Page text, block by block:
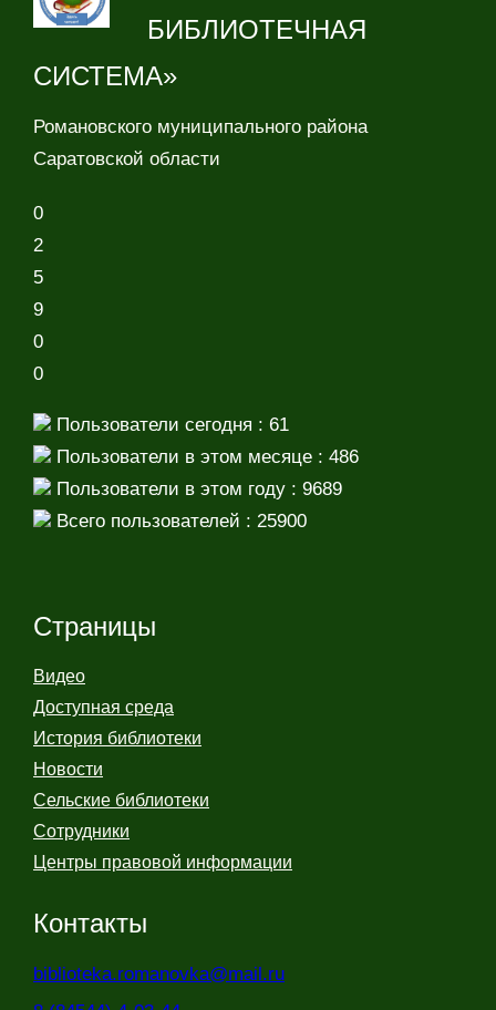
БИБЛИОТЕЧНАЯ
СИСТЕМА»
Романовского муниципального района
Саратовской области
0
2
5
9
0
0
Пользователи сегодня : 61
Пользователи в этом месяце : 486
Пользователи в этом году : 9689
Всего пользователей : 25900
Страницы
Видео
Доступная среда
История библиотеки
Новости
Сельские библиотеки
Сотрудники
Центры правовой информации
Контакты
biblioteka.romanovka@mail.ru